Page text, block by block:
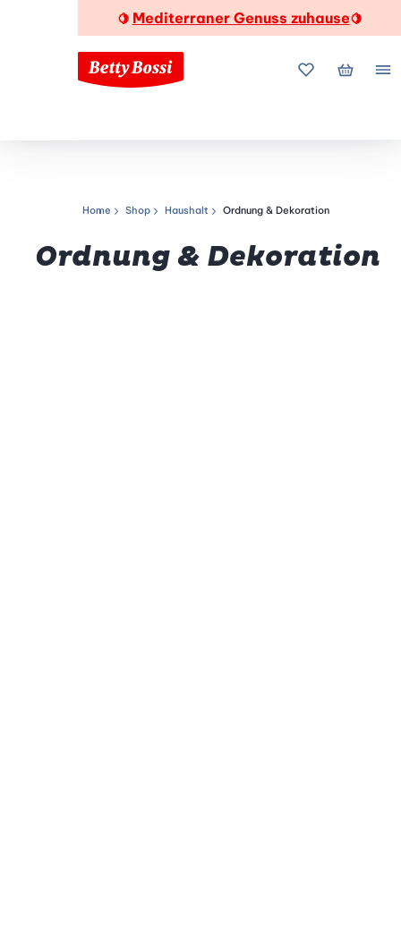
🍋 Mediterraner Genuss zuhause🍋
MeineMein
Navigationspfad
Home Shop Haushalt Ordnung & Dekoration
Ordnung & Dekoration